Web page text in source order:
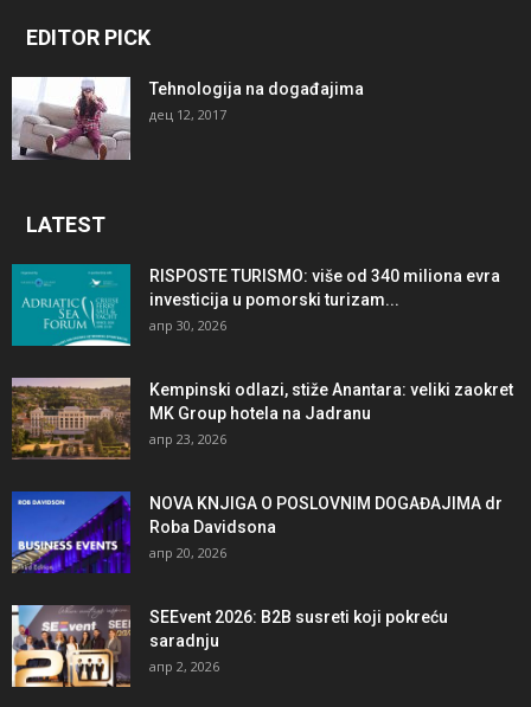
EDITOR PICK
Tehnologija na događajima
дец 12, 2017
LATEST
RISPOSTE TURISMO: više od 340 miliona evra
investicija u pomorski turizam...
апр 30, 2026
Kempinski odlazi, stiže Anantara: veliki zaokret
MK Group hotela na Jadranu
апр 23, 2026
NOVA KNJIGA O POSLOVNIM DOGAĐAJIMA dr
Roba Davidsona
апр 20, 2026
SEEvent 2026: B2B susreti koji pokreću
saradnju
апр 2, 2026